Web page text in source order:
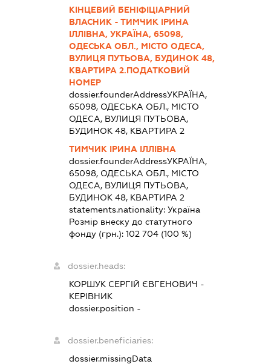
КІНЦЕВИЙ БЕНІФІЦІАРНИЙ
ВЛАСНИК - ТИМЧИК ІРИНА
ІЛЛІВНА, УКРАЇНА, 65098,
ОДЕСЬКА ОБЛ., МІСТО ОДЕСА,
ВУЛИЦЯ ПУТЬОВА, БУДИНОК 48,
КВАРТИРА 2.ПОДАТКОВИЙ
НОМЕР
dossier.founderAddressУКРАЇНА,
65098, ОДЕСЬКА ОБЛ., МІСТО
ОДЕСА, ВУЛИЦЯ ПУТЬОВА,
БУДИНОК 48, КВАРТИРА 2
ТИМЧИК ІРИНА ІЛЛІВНА
dossier.founderAddressУКРАЇНА,
65098, ОДЕСЬКА ОБЛ., МІСТО
ОДЕСА, ВУЛИЦЯ ПУТЬОВА,
БУДИНОК 48, КВАРТИРА 2
statements.nationality: Україна
Розмір внеску до статутного
фонду (грн.): 102 704(100 %)
dossier.heads:
КОРШУК СЕРГІЙ ЄВГЕНОВИЧ -
КЕРІВНИК
dossier.position -
dossier.beneficiaries:
dossier.missingData